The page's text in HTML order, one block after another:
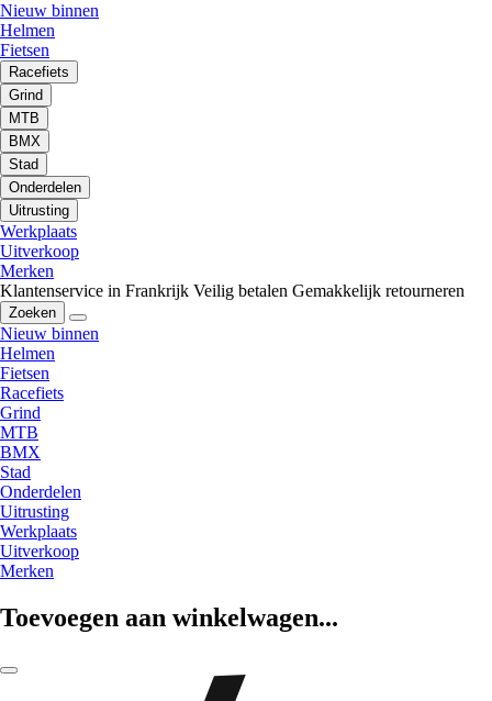
Nieuw binnen
Helmen
Fietsen
Racefiets
Grind
MTB
BMX
Stad
Onderdelen
Uitrusting
Werkplaats
Uitverkoop
Merken
Klantenservice in Frankrijk Veilig betalen Gemakkelijk retourneren
Zoeken
Nieuw binnen
Helmen
Fietsen
Racefiets
Grind
MTB
BMX
Stad
Onderdelen
Uitrusting
Werkplaats
Uitverkoop
Merken
Toevoegen aan winkelwagen...